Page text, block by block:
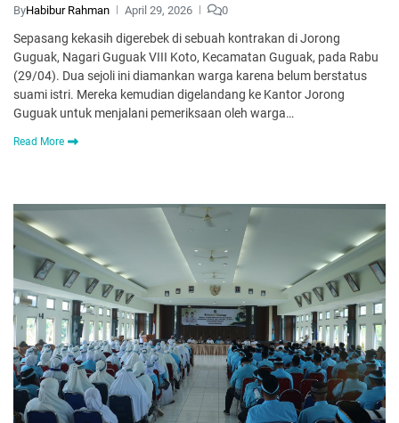
ByHabibur Rahman April 29, 2026 0
Sepasang kekasih digerebek di sebuah kontrakan di Jorong
Guguak, Nagari Guguak VIII Koto, Kecamatan Guguak, pada Rabu
(29/04). Dua sejoli ini diamankan warga karena belum berstatus
suami istri. Mereka kemudian digelandang ke Kantor Jorong
Guguak untuk menjalani pemeriksaan oleh warga…
Read More